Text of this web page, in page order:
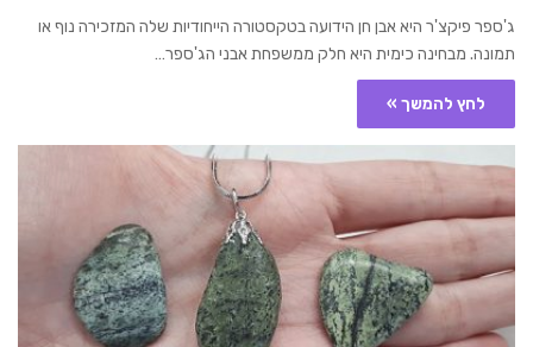
ג'ספר פיקצ'ר היא אבן חן הידועה בטקסטורה הייחודיות שלה המזכירה נוף או
תמונה. מבחינה כימית היא חלק ממשפחת אבני הג'ספר…
לחץ להמשך »